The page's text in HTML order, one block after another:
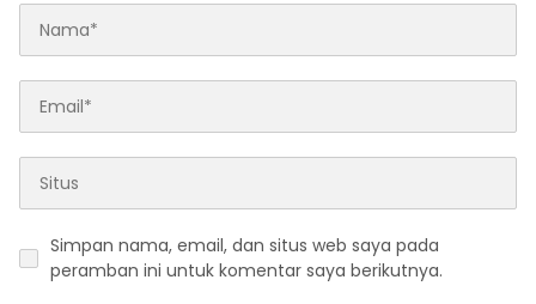
Simpan nama, email, dan situs web saya pada
peramban ini untuk komentar saya berikutnya.